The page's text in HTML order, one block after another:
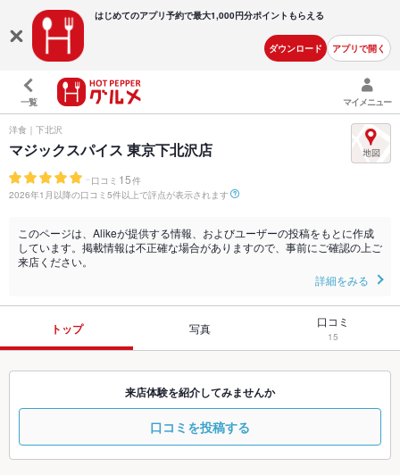
はじめてのアプリ予約で最大1,000円分ポイントもらえる
ダウンロード アプリで開く
一覧 マイメニュー
洋食｜下北沢
マジックスパイス 東京下北沢店
- 口コミ 15件
2026年1月以降の口コミ5件以上で評点が表示されます
このページは、Alikeが提供する情報、およびユーザーの投稿をもとに作成
しています。掲載情報は不正確な場合がありますので、事前にご確認の上ご
来店ください。
詳細をみる
トップ 写真 口コミ
15
来店体験を紹介してみませんか
口コミを投稿する